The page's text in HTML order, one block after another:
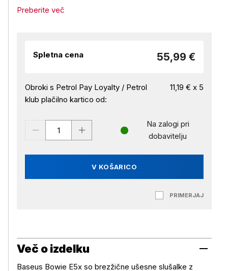
Preberite več
Spletna cena 55,99 €
Obroki s Petrol Pay Loyalty / Petrol
klub plačilno kartico od:
11,19 € x 5
V KOŠARICO
Na zalogi pri
dobavitelju
PRIMERJAJ
Več o izdelku
Baseus Bowie E5x so brezžične ušesne slušalke z